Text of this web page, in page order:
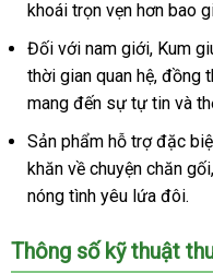
khoái trọn vẹn hơn bao
Đối với nam giới, Kum
thời gian quan hệ, đồng
mang đến sự tự tin và
Sản phẩm hỗ trợ đặc
khăn về chuyện chăn
nóng tình yêu lứa đôi.
Thông số kỹ thuật